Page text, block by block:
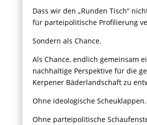
Dass wir den „Runden Tisch“
für parteipolitische Profilierung
Sondern als Chance.
Als Chance, endlich gemeinsam
nachhaltige Perspektive für die
Kerpener Bäderlandschaft zu
Ohne ideologische Scheuklappen.
Ohne parteipolitische